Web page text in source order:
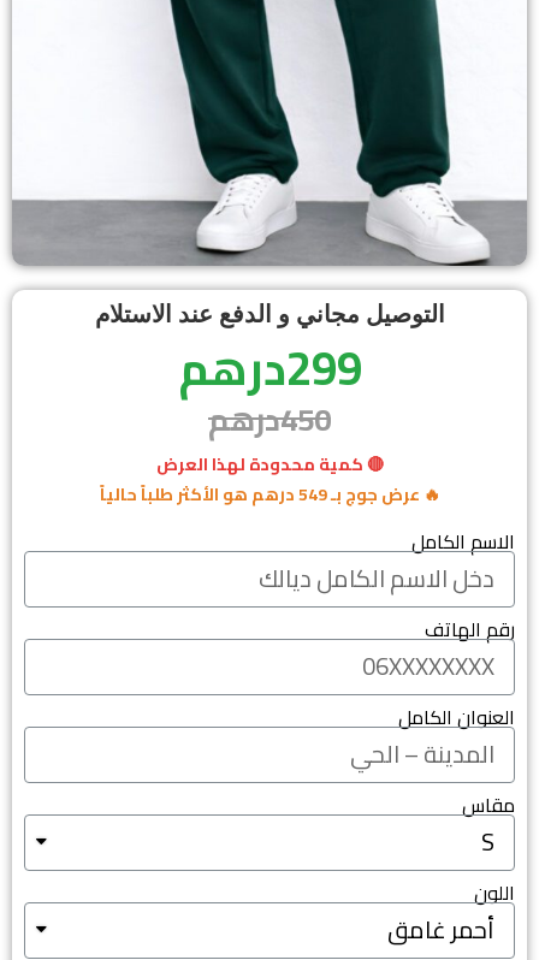
التوصيل مجاني و الدفع عند الاستلام
299درهم
450درهم
🔴 كمية محدودة لهذا العرض
🔥 عرض جوج بـ 549 درهم هو الأكثر طلباً حالياً
الاسم الكامل
رقم الهاتف
العنوان الكامل
مقاس
اللون